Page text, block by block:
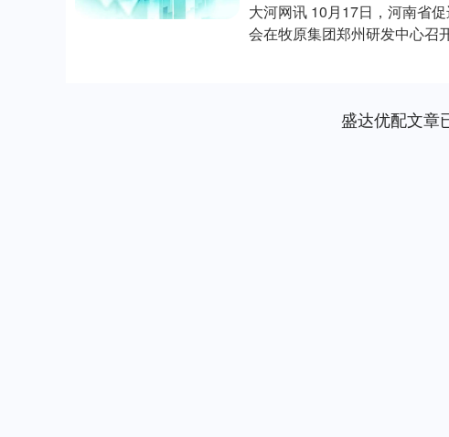
大河网讯 10月17日，河南省
会在牧原集团郑州研发中心召
盛达优配文章